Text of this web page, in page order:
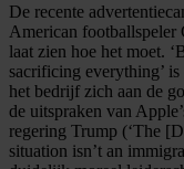
De recente
American footballspeler
laat zien hoe het moet.
sacrificing everything’
het bedrijf zich aan de
de uitspraken van
regering Trump (‘The
situation isn’t an